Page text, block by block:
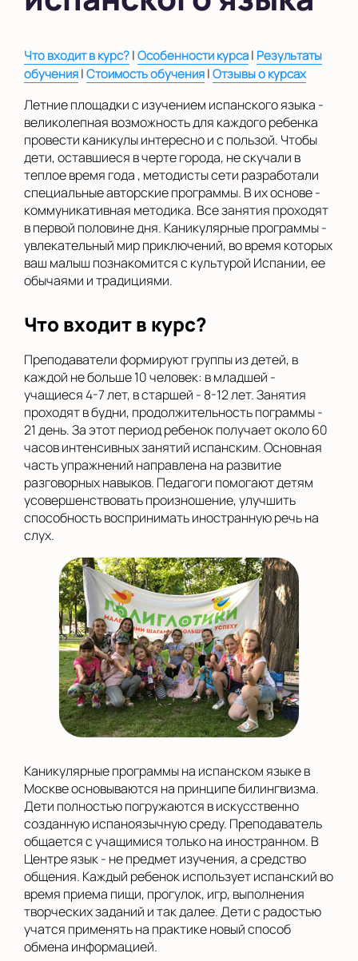
на Беломорской
на Коломенской
в Московской
области
Показать на карте
Выбрать другой город
Что входит в курс?|Особенности курса| Результаты
обучения|Стоимость обучения|Отзывы о курсах
Летние площадки с изучением испанского языка -
великолепная возможность для каждого ребенка
провести каникулы интересно и с пользой. Чтобы
дети, оставшиеся в черте города, не скучали в
теплое время года , методисты сети разработали
специальные авторские программы. В их основе -
коммуникативная методика. Все занятия проходят
в первой половине дня. Каникулярные программы -
увлекательный мир приключений, во время которых
ваш малыш познакомится с культурой Испании, ее
обычаями и традициями.
Что входит в курс?
Преподаватели формируют группы из детей, в
каждой не больше 10 человек: в младшей -
учащиеся 4-7 лет, в старшей - 8-12 лет. Занятия
проходят в будни, продолжительность пограммы -
21 день. За этот период ребенок получает около 60
часов интенсивных занятий испанским. Основная
часть упражнений направлена на развитие
разговорных навыков. Педагоги помогают детям
усовершенствовать произношение, улучшить
способность воспринимать иностранную речь на
слух.
Каникулярные программы на испанском языке в
Москве основываются на принципе билингвизма.
Дети полностью погружаются в искусственно
созданную испаноязычную среду. Преподаватель
общается с учащимися только на иностранном. В
Центре язык - не предмет изучения, а средство
общения. Каждый ребенок использует испанский во
время приема пищи, прогулок, игр, выполнения
творческих заданий и так далее. Дети с радостью
учатся применять на практике новый способ
обмена информацией.